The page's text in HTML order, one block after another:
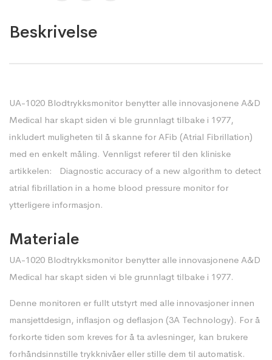
Beskrivelse
UA-1020 Blodtrykksmonitor benytter alle innovasjonene A&D
Medical har skapt siden vi ble grunnlagt tilbake i 1977,
inkludert muligheten til å skanne for AFib (Atrial Fibrillation)
med en enkelt måling. Vennligst referer til den kliniske
artikkelen:
Diagnostic accuracy of a new algorithm to detect
atrial fibrillation in a home blood pressure monitorfor
ytterligere informasjon.
Materiale
UA-1020 Blodtrykksmonitor benytter alle innovasjonene A&D
Medical har skapt siden vi ble grunnlagt tilbake i 1977.
Denne monitoren er fullt utstyrt med alle innovasjoner innen
mansjettdesign, inflasjon og deflasjon (3A Technology). For å
forkorte tiden som kreves for å ta avlesninger, kan brukere
forhåndsinnstille trykknivåer eller stille dem til automatisk.